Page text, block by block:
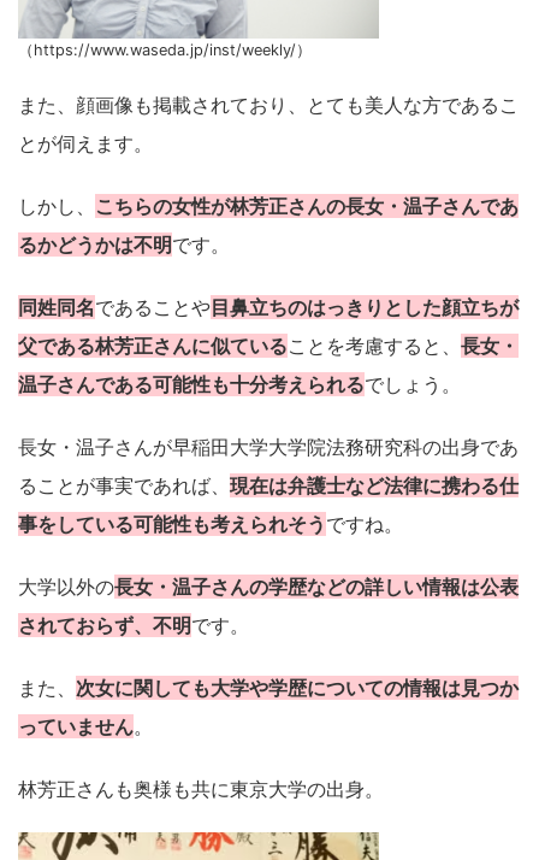
（https://www.waseda.jp/inst/weekly/）
また、顔画像も掲載されており、とても美人な方であるこ
とが伺えます。
しかし、 こちらの女性が林芳正さんの長女・温子さんであ
るかどうかは不明です。
同姓同名であることや目鼻立ちのはっきりとした顔立ちが
父である林芳正さんに似ていることを考慮すると、 長女・
温子さんである可能性も十分考えられるでしょう。
長女・温子さんが早稲田大学大学院法務研究科の出身であ
ることが事実であれば、 現在は弁護士など法律に携わる仕
事をしている可能性も考えられそう ですね。
大学以外の長女・温子さんの学歴などの詳しい情報は公表
されておらず、不明です。
また、 次女に関しても大学や学歴についての情報は見つか
っていません。
林芳正さんも奥様も共に東京大学の出身。